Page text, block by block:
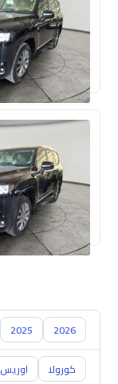
مستعملة 65,414 كم
مستعملة 10,459 كم
2026
2025
كورولا اوريس